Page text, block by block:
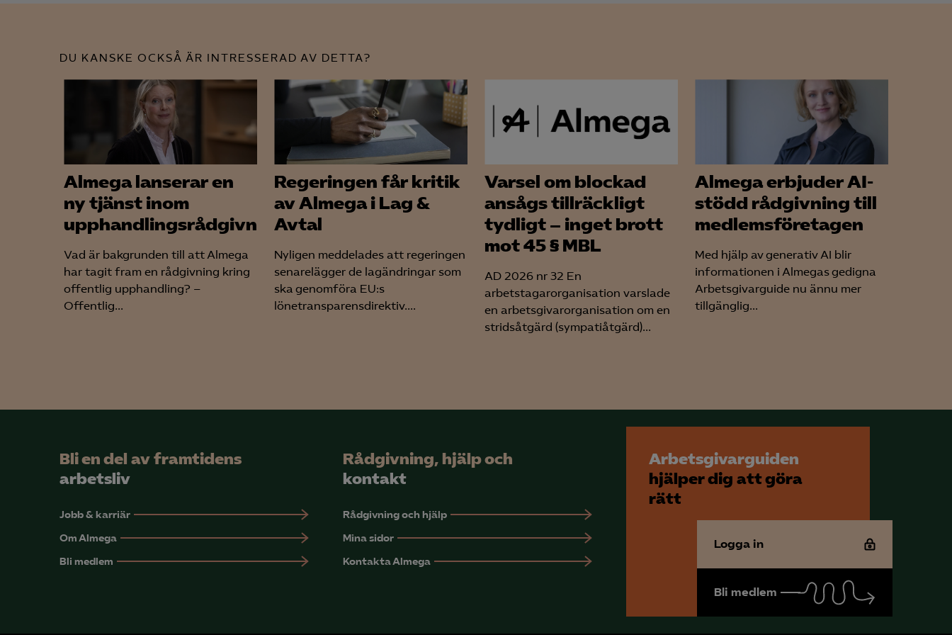
Leadfeeder
Microsoft Ads
DU KANSKE OCKSÅ ÄR INTRESSERAD AV DETTA?
Almega lanserar en
ny tjänst inom
upphandlingsrådgivning
Vad är bakgrunden till att Almega
har tagit fram en rådgivning kring
offentlig upphandling? –
Offentlig...
Regeringen får kritik
av Almega i Lag &
Avtal
Nyligen meddelades att regeringen
senarelägger de lagändringar som
ska genomföra EU:s
lönetransparensdirektiv....
Varsel om blockad
ansågs tillräckligt
tydligt – inget brott
mot 45 § MBL
AD 2026 nr 32 En
arbetstagarorganisation varslade
en arbetsgivarorganisation om en
stridsåtgärd (sympatiåtgärd)...
Almega erbjuder AI-
stödd rådgivning till
medlemsföretagen
Med hjälp av generativ AI blir
informationen i Almegas gedigna
Arbetsgivarguide nu ännu mer
tillgänglig...
Bli en del av framtidens
arbetsliv
Jobb & karriär
Om Almega
Bli medlem
Rådgivning, hjälp och
kontakt
Rådgivning och hjälp
Mina sidor
Kontakta Almega
Arbetsgivarguiden
hjälper dig att göra
rätt
Logga in
Bli medlem